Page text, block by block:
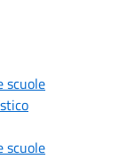
scuole
scuole